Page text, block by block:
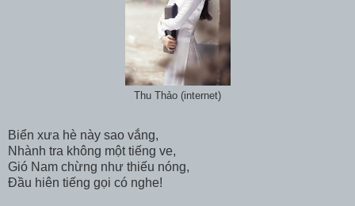
Thu Thảo (internet)
Biển xưa hè này sao vắng,
Nhành tra không một tiếng ve,
Gió Nam chừng như thiếu nóng,
Đầu hiên tiếng gọi có nghe!